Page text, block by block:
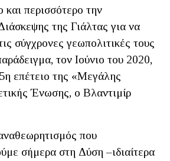
και περισσότερο την
της Γιάλτας για να
σύγχρονες γεωπολιτικές τους
τον Ιούνιο του 2020,
επέτειο της «Μεγάλης
Ένωσης, ο Βλαντιμίρ
που
σήμερα στη Δύση –ιδιαίτερα